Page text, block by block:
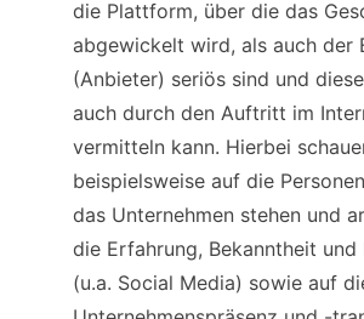
die Plattform, über die das
abgewickelt wird, als auch der
(Anbieter) seriös sind und
auch durch den Auftritt im
vermitteln kann. Hierbei
beispielsweise auf die
das Unternehmen stehen und
die Erfahrung, Bekanntheit und
(u.a. Social Media) sowie auf